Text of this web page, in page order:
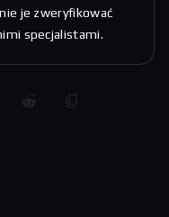
je zweryfikować
specjalistami.